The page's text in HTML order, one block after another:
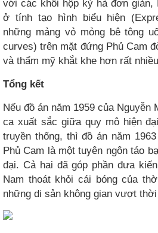
với các khối hộp kỷ hà đơn giản,
ở tính tạo hình biểu hiện
những mảng vỏ mỏng bê tông
curves) trên mặt đứng Phủ Cam
và thẩm mỹ khắt khe hơn rất
Tổng kết
Nếu đồ án năm 1959 của Nguyễn
ca xuất sắc giữa quy mô hiện
truyền thống, thì đồ án năm
Phủ Cam là một tuyên ngôn táo
đại. Cả hai đã góp phần đưa
Nam thoát khỏi cái bóng của
những di sản không gian vượt